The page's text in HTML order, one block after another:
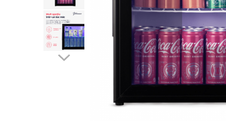
Robot de bucătărie
Sandwich maker
Fier de călcat
Dispozitive smart home